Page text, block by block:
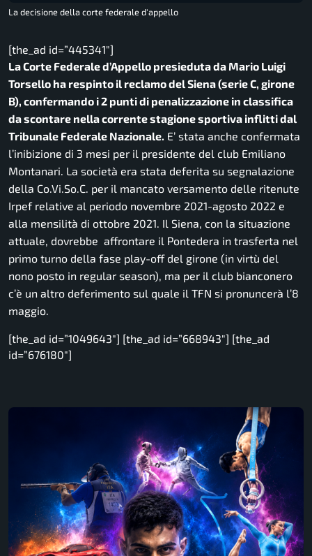
La decisione della corte federale d'appello
[the_ad id=”445341″]
La Corte Federale d’Appello presieduta da Mario Luigi
Torsello ha respinto il reclamo del Siena (serie C, girone
B), confermando i 2 punti di penalizzazione in classifica
da scontare nella corrente stagione sportiva inflitti dal
Tribunale Federale Nazionale. E’ stata anche confermata
l’inibizione di 3 mesi per il presidente del club Emiliano
Montanari. La società era stata deferita su segnalazione
della Co.Vi.So.C. per il mancato versamento delle ritenute
Irpef relative al periodo novembre 2021-agosto 2022 e
alla mensilità di ottobre 2021. Il Siena, con la situazione
attuale, dovrebbe affrontare il Pontedera in trasferta nel
primo turno della fase play-off del girone (in virtù del
nono posto in regular season), ma per il club bianconero
c’è un altro deferimento sul quale il TFN si pronuncerà l’8
maggio.
[the_ad id=”1049643″] [the_ad id=”668943″] [the_ad
id=”676180″]